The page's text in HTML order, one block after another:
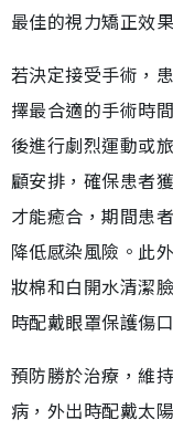
最佳的視力矯正效
若決定接受手術，
擇最合適的手術時
後進行劇烈運動或
顧安排，確保患者
才能癒合，期間患
降低感染風險。此
妝棉和白開水清潔
時配戴眼罩保護傷
預防勝於治療，維
病，外出時配戴太